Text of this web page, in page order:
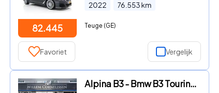
82.445
2022 76.553km
Teuge (GE)
Favoriet Vergelijk
Alpina B3 - Bmw B3 Touring No - 001 Pano Trekhaak